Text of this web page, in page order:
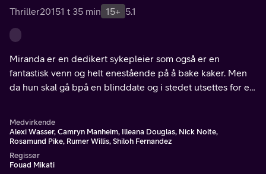
Thriller20151 t 35 min 15+ 5.1
Miranda er en dedikert sykepleier som også er en
fantastisk venn og helt enestående på å bake kaker. Men
da hun skal gå bpå en blinddate og i stedet utsettes for et
Medvirkende
Alexi Wasser, Camryn Manheim, Illeana Douglas, Nick Nolte,
Rosamund Pike, Rumer Willis, Shiloh Fernandez
Regissør
Fouad Mikati